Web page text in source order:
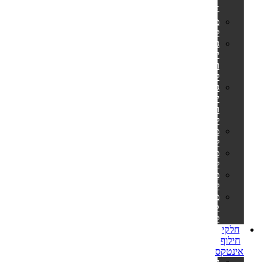
⭐
מזרונים
למים
גלגלי
ים
ואבובים
לבוגרים
גלגלי
ים
ואבובים
לילדים
מצופים
לילדים
משחקים
לבריכה
משאבות
לניפוח
מזרוני
קמפינג
לאירוח
חלקי
חילוף
אינטקס